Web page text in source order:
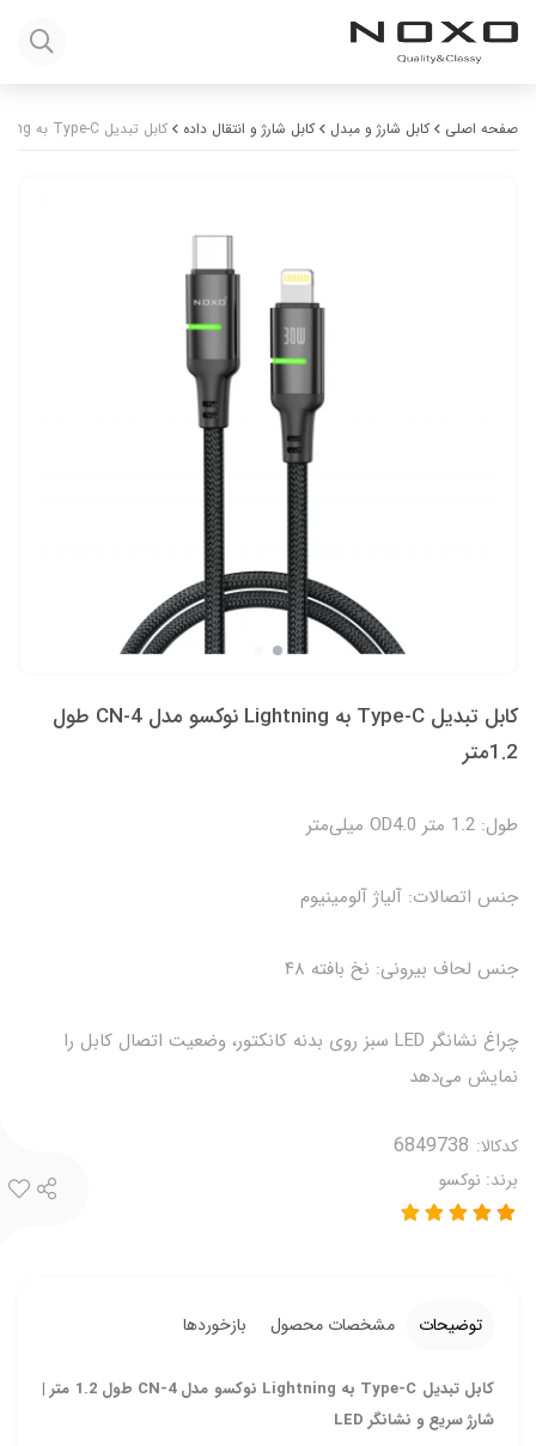
صفحه اصلی کابل شارژ و مبدل کابل شارژ و انتقال داده کابل تبدیل Type-C به Lightning نوکسو مدل CN-4 طول 1.2متر
کابل تبدیل Type-C به Lightning نوکسو مدل CN-4 طول
1.2متر
طول: 1.2 متر OD4.0 میلی‌متر
جنس اتصالات: آلیاژ آلومینیوم
جنس لحاف بیرونی: نخ بافته ۴۸
چراغ نشانگر LED سبز روی بدنه کانکتور، وضعیت اتصال کابل را
نمایش می‌دهد
کدکالا:
برند: نوکسو
توضیحات مشخصات محصول بازخوردها
کابل تبدیل Type-C به Lightning
نوکسو مدل CN-4 طول 1.2 متر |
شارژ سریع و نشانگر LED